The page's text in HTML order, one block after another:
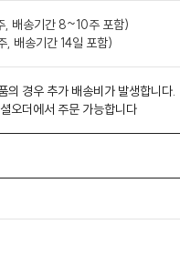
, 배송기간 8~10주 포함)
, 배송기간 14일 포함)
의 경우 추가 배송비가 발생합니다.
오더에서 주문 가능합니다